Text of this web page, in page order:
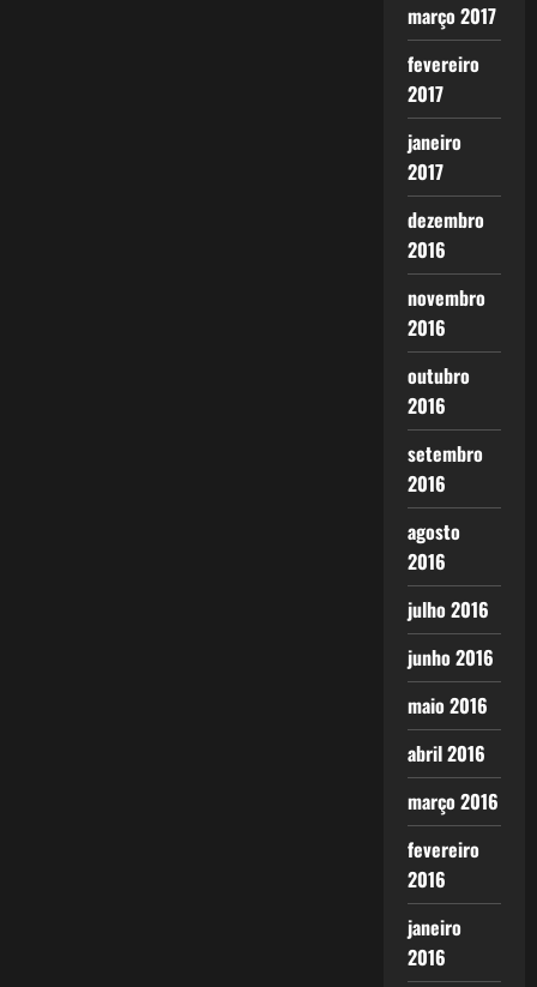
março 2017
fevereiro
2017
janeiro
2017
dezembro
2016
novembro
2016
outubro
2016
setembro
2016
agosto
2016
julho 2016
junho 2016
maio 2016
abril 2016
março 2016
fevereiro
2016
janeiro
2016